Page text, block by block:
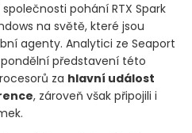
pohání RTX Spark
na světě, které jsou
agenty. Analytici ze Seaport
představení této
za hlavní událost
, zároveň však připojili i